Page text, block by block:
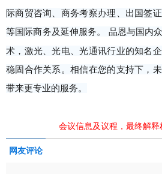
际商贸咨询、商务考察办理、出国签
等国际商务及延伸服务。 品恩与国内
术，激光、光电、光通讯行业的知名
稳固合作关系。相信在您的支持下，
带来更专业的服务。
会议信息及议程，最终解
网友评论